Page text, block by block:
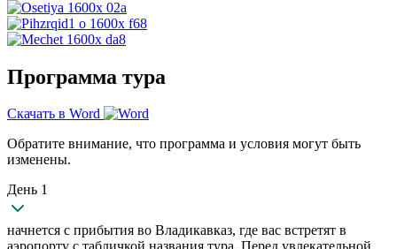
Программа тура
Скачать в Word
Обратите внимание, что программа и условия могут быть
изменены.
День 1
начнется с прибытия во Владикавказ, где вас встретят в